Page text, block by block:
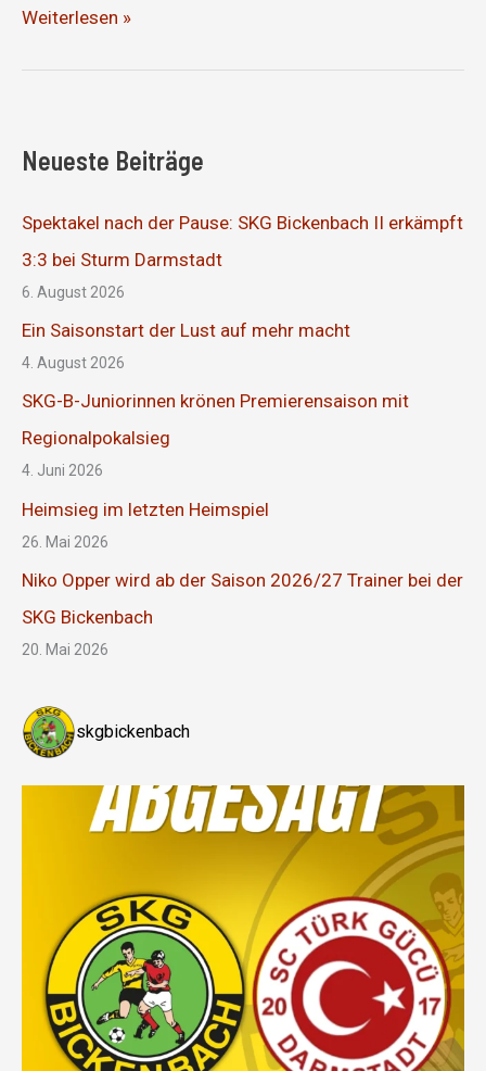
Erster
Weiterlesen »
Neueste Beiträge
Spektakel nach der Pause: SKG Bickenbach II erkämpft
3:3 bei Sturm Darmstadt
6. August 2026
Ein Saisonstart der Lust auf mehr macht
4. August 2026
SKG-B-Juniorinnen krönen Premierensaison mit
Regionalpokalsieg
4. Juni 2026
Heimsieg im letzten Heimspiel
26. Mai 2026
Niko Opper wird ab der Saison 2026/27 Trainer bei der
SKG Bickenbach
20. Mai 2026
skgbickenbach